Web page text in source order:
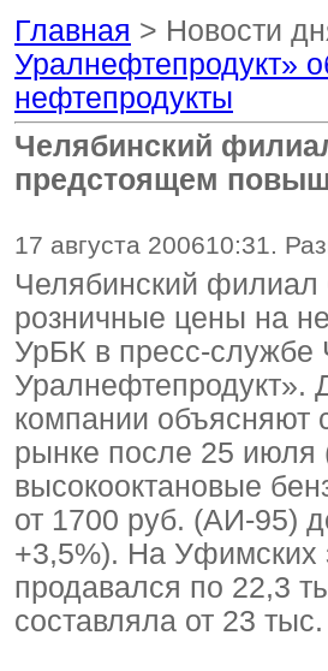
Главная > Новости
Уралнефтепродукт»
нефтепродукты
Челябинский
предстоящем
17 августа 200610:31.
Челябинский
розничные цены на
УрБК в пресс-
Уралнефтепродукт».
компании объясняют
рынке после 25 июля
высокооктановые
от 1700 руб. (АИ-95)
+3,5%). На Уфимских
продавался по 22,3
составляла от 23